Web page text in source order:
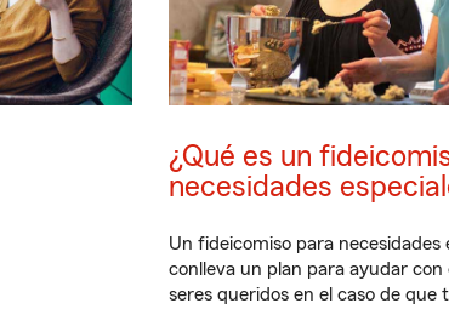
¿Qué es un
necesidades
Un fideicomiso para necesidades
conlleva un plan para ayudar
seres queridos en el caso de que